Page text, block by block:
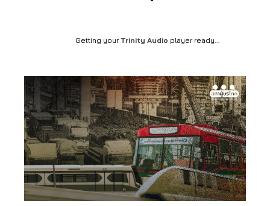
Getting your Trinity Audio player ready...